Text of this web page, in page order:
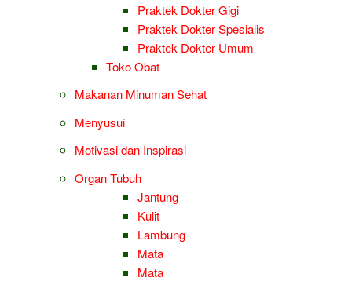
Praktek Dokter Gigi
Praktek Dokter Spesialis
Praktek Dokter Umum
Toko Obat
Makanan Minuman Sehat
Menyusui
Motivasi dan Inspirasi
Organ Tubuh
Jantung
Kulit
Lambung
Mata
Mata